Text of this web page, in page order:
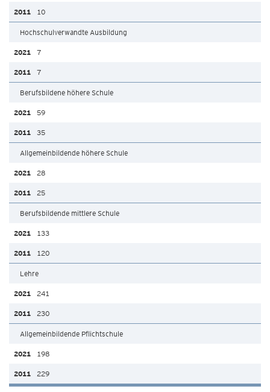
10
Hochschulverwandte Ausbildung
7
7
Berufsbildene höhere Schule
59
35
Allgemeinbildende höhere Schule
28
25
Berufsbildende mittlere Schule
133
120
Lehre
241
230
Allgemeinbildende Pflichtschule
198
229